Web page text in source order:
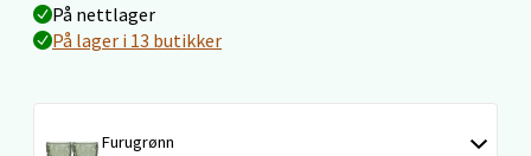
På nettlager
På lager i 13 butikker
Furugrønn
7 i butikk